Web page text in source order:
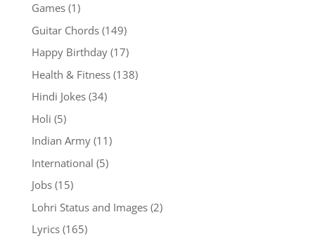
Games(1)
Guitar Chords(149)
Happy Birthday(17)
Health & Fitness(138)
Hindi Jokes(34)
Holi (5)
Indian Army(11)
International (5)
Jobs(15)
Lohri Status and Images(2)
Lyrics(165)